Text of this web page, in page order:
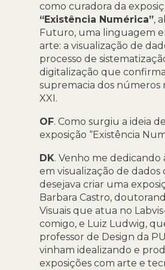
como curadora da
“Existência Numérica”,
Futuro, uma linguagem
arte: a visualização de
processo de
digitalização que
supremacia dos números
XXI.
OF. Como surgiu a ideia
exposição “Existência
DK. Venho me dedicando
em visualização de dados
desejava criar uma
Barbara Castro,
Visuais que atua no
comigo, e Luiz Ludwig,
professor de Design da
vinham idealizando e
exposições com arte e